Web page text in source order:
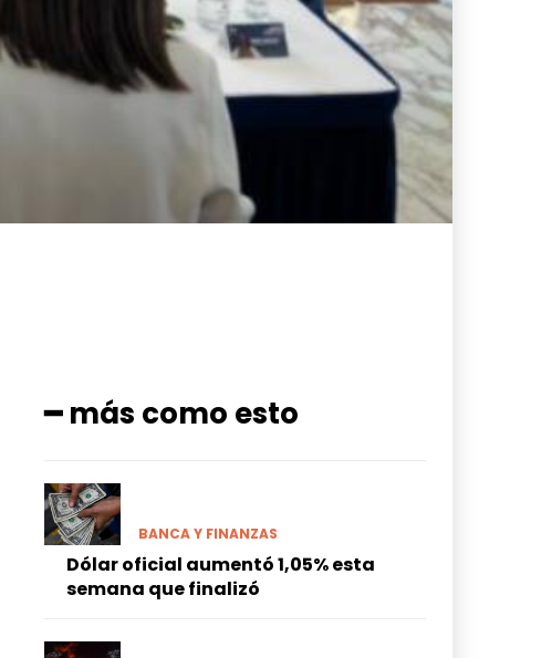
━ más como esto
BANCA Y FINANZAS
Dólar oficial aumentó 1,05% esta
semana que finalizó